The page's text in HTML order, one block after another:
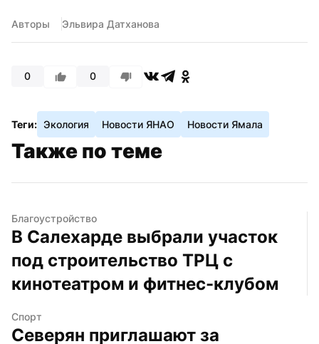
Авторы Эльвира Датханова
0 0
Теги: Экология Новости ЯНАО Новости Ямала
Также по теме
Благоустройство
В Салехарде выбрали участок
под строительство ТРЦ с
кинотеатром и фитнес-клубом
Спорт
Северян приглашают за